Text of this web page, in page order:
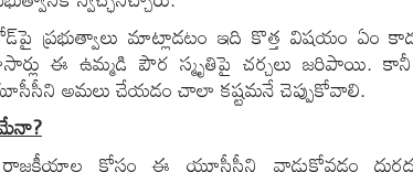
ప్రభుత్వాలు మాట్లాడటం ఇది కొత్త విషయం ఏం
ఈ ఉమ్మడి పౌర స్మృతిపై చర్చలు జరిపాయి.
అమలు చేయడం చాలా కష్టమనే చెప్పుకోవాలి.
?